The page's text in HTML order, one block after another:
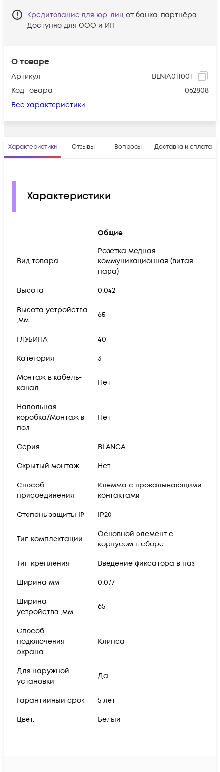
О товаре
Артикул
BLNIA011001
Код товара
062808
Все характеристики
Кредитование для юр. лиц от банка-партнёра.
Доступно для ООО и ИП
Характеристики Отзывы Вопросы Доставка и оплата
Характеристики
Общие
Вид товара
Розетка медная
коммуникационная (витая
пара)
Высота 0.042
Высота устройства
,мм
65
ГЛУБИНА 40
Категория 3
Монтаж в кабель-
канал
Нет
Напольная
коробка/Монтаж в
пол
Нет
Серия BLANCA
Скрытый монтаж Нет
Способ
присоединения
Клемма с прокалывающими
контактами
Степень защиты IP IP20
Тип комплектации
Основной элемент с
корпусом в сборе
Тип крепления Введение фиксатора в паз
Ширина мм 0.077
Ширина
устройства ,мм
65
Способ
подключения
экрана
Клипса
Для наружной
установки
Да
Гарантийный срок 5 лет
Цвет. Белый